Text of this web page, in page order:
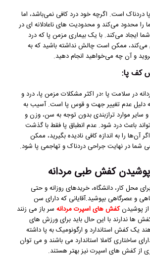
است. اگرچه خود درد کافی نمی‌باشد، اما
را محدود می‌کند و محدودیت های ناعادلانه ای در
ایجاد می‌کند. با یک بیماری مزمن پا که درد
می‌کند، ممکن است چالش نداشته باشید که به
و آن چه می‌خواهید انجام دهید.
کف پا:
در سلامت پا ؛در اکثر مشکلات مزمن پا، درد و
به دلیل عدم تغییر جهت و قوس پا است. آسیب به
موارد ترازبندی بدون توجه به سن، وزن و
باعث درد شود. عدم انطباق پا فقط با گذشت
آن‌ها را به اندازه کافی نادیده بگیرید، ممکن
شما در نهایت جراحی دردناک و تهاجمی پا شود.
کفش طبی مردانه
محل کار، دانشگاه، خریدهای روزانه و حتی
و عصرگاهی بپوشید.آقایانی که دارای سن
پوشیدنکفش های اسپرت مردانهسر باز می زنند
ها ندارند با این حال باید برای ورزش های
یک کفش استاندارد و ارگونومیک به پا داشته
ساختاری کاملا استاندارد می باشند و می توان
از کفش های اسپرت نیز بهتر هستند.